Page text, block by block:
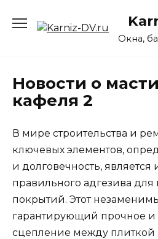
содержанию
Окна,
Новости о
кафеля 2
В мире строительства и
ключевых элементов,
и долговечность, является
правильного адгезива
покрытий. Этот
гарантирующий прочное
сцепление между плиткой